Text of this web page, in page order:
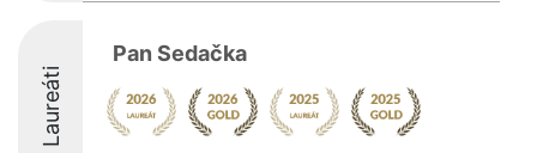
Laureáti
Pan Sedačka